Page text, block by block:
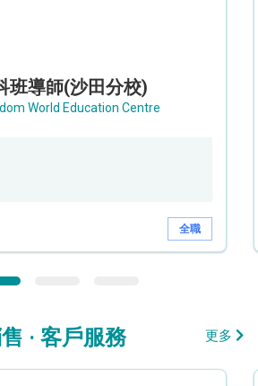
班導師(沙田分校)
World Education Centre
全職
· 客戶服務 更多